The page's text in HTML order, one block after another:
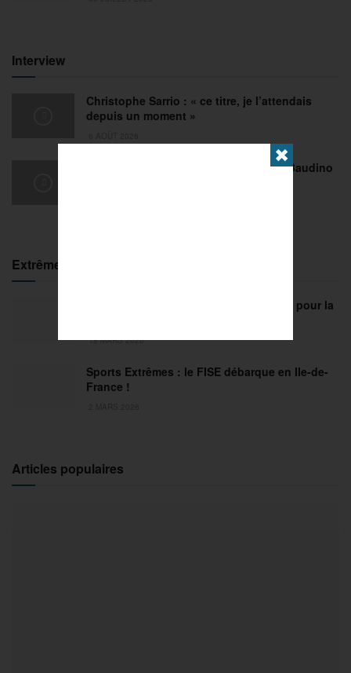
Interview
Christophe Sarrio : « ce titre, je l’attendais
depuis un moment »
Pétanque : revivez la performance de Baudino
Extrême
FISE Montpellier 2026 : de l’innovation pour la
18 MARS 2026
Sports Extrêmes : le FISE débarque en Ile-de-
France !
Articles populaires
✖